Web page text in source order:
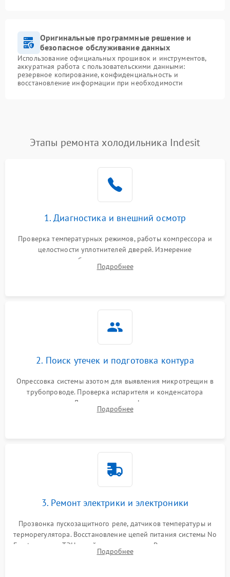
Оригинальные программные решение и
безопасное обслуживание данных
Использование официальных прошивок и инструментов,
аккуратная работа с пользовательскими данными:
резервное копирование, конфиденциальность и
восстановление информации при необходимости
Этапы ремонта холодильника Indesit
1. Диагностика и внешний осмотр
Проверка температурных режимов, работы компрессора и
целостности уплотнителей дверей. Измерение
сопротивления обмоток мотора, проверка термостата и
считывание кодов ошибок с электронного дисплея.
Подробнее
2. Поиск утечек и подготовка контура
Опрессовка системы азотом для выявления микротрещин в
трубопроводе. Проверка испарителя и конденсатора
течеискателем. Демонтаж старого фильтра-осушителя и
продувка капиллярной трубки для устранения засоров.
Подробнее
3. Ремонт электрики и электроники
Прозвонка пускозащитного реле, датчиков температуры и
терморегулятора. Восстановление цепей питания системы No
Frost, включая ТЭН оттайки и вентилятор. Ремонт или замена
платы управления при сбоях алгоритмов.
Подробнее